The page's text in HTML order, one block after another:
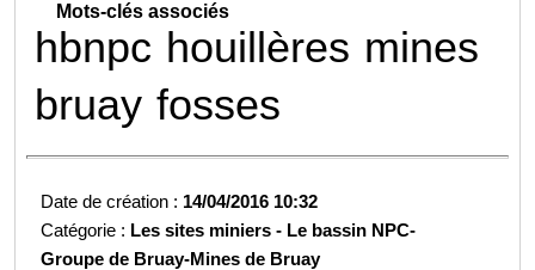
Mots-clés associés
hbnpc houillères mines
bruay fosses
Date de création : 14/04/2016 10:32
Catégorie : Les sites miniers - Le bassin NPC-
Groupe de Bruay-Mines de Bruay